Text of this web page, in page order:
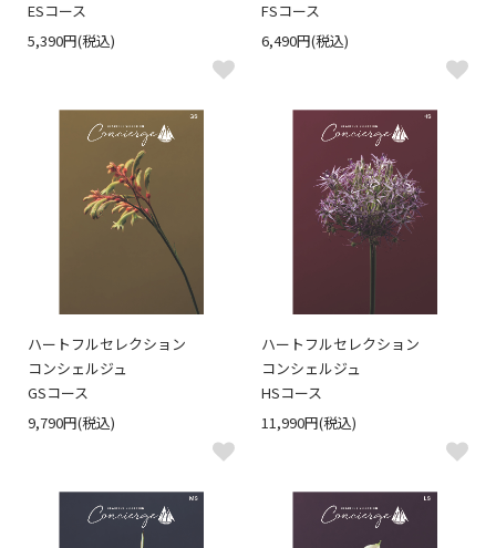
ESコース
5,390円(税込)
FSコース
6,490円(税込)
ハートフルセレクション
コンシェルジュ
GSコース
9,790円(税込)
ハートフルセレクション
コンシェルジュ
HSコース
11,990円(税込)